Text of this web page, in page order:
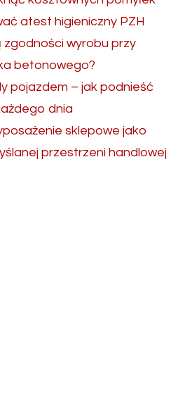
atest higieniczny PZH
wyrobu przy
betonowego?
pojazdem – jak podnieść
dnia
sklepowe jako
przestrzeni handlowej